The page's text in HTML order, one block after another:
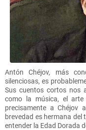
Antón Chéjov, más
silenciosas, es
Sus cuentos cortos nos
como la música, el
precisamente a Chéjov
brevedad es hermana del
entender la Edad Dorada